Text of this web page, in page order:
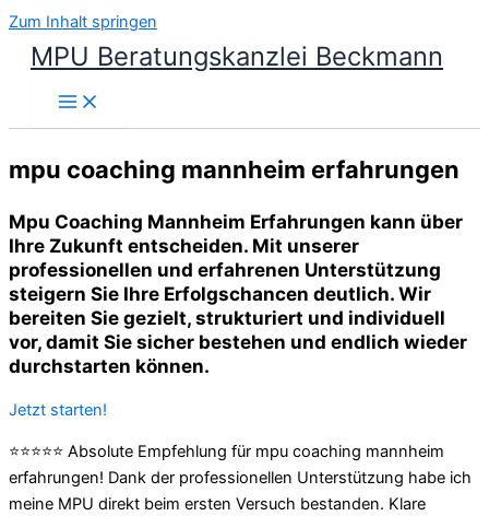
Zum Inhalt springen
MPU Beratungskanzlei Beckmann
mpu coaching mannheim erfahrungen
Mpu Coaching Mannheim Erfahrungen kann über
Ihre Zukunft entscheiden. Mit unserer
professionellen und erfahrenen Unterstützung
steigern Sie Ihre Erfolgschancen deutlich. Wir
bereiten Sie gezielt, strukturiert und individuell
vor, damit Sie sicher bestehen und endlich wieder
durchstarten können.
Jetzt starten!
⭐⭐⭐⭐⭐ Absolute Empfehlung für mpu coaching mannheim
erfahrungen! Dank der professionellen Unterstützung habe ich
meine MPU direkt beim ersten Versuch bestanden. Klare